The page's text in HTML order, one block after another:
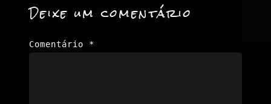
Deixe um comentário
Comentário *